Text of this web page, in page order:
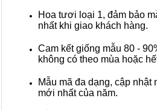
Hoa tươi loại 1, đảm bảo
nhất khi giao khách hàng.
Cam kết giống mẫu 80 -
không có theo mùa hoặc
Mẫu mã đa dạng, cập
mới nhất của năm.